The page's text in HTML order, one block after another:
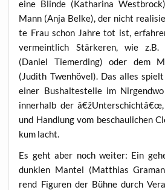
eine Blin­de (Katha­ri­na
Mann (Anja Bel­ke), der nicht
te Frau schon Jah­re tot ist,
ver­meint­lich Stär­ke­ren, wie z.B.
(Dani­el Tie­mer­ding) oder dem
(Judith Twen­hö­vel). Das alles
einer Bus­hal­te­stel­le im
inner­halb der
und Hand­lung vom beschau­li­chen
kum lacht.
Es geht aber noch wei­ter: Ein
dunk­len Man­tel (Mat­thi­as
rend Figu­ren der Büh­ne durch